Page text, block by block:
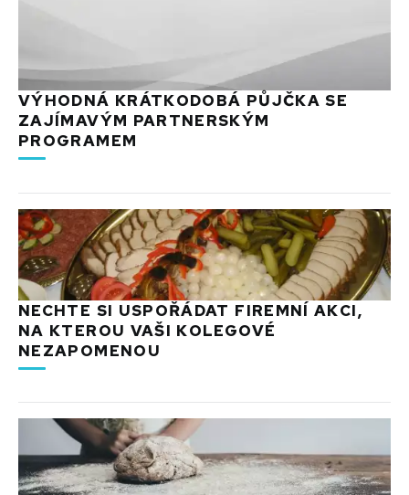
VÝHODNÁ KRÁTKODOBÁ PŮJČKA SE
ZAJÍMAVÝM PARTNERSKÝM
PROGRAMEM
NECHTE SI USPOŘÁDAT FIREMNÍ AKCI,
NA KTEROU VAŠI KOLEGOVÉ
NEZAPOMENOU